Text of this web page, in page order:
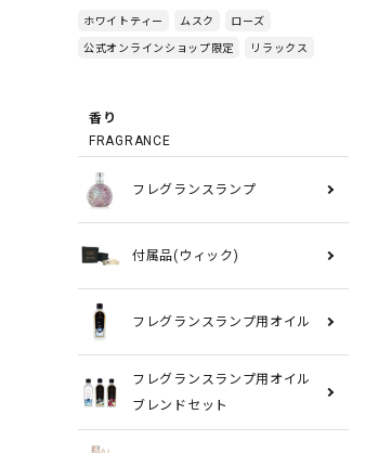
ホワイトティー ムスク
ローズ
公式オンラインショップ限定
リラックス
香り
FRAGRANCE
フレグランスランプ
付属品(ウィック)
フレグランスランプ用オイル
フレグランスランプ用オイル
ブレンドセット